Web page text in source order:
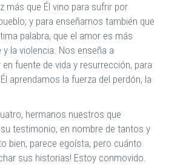
más que Él vino para sufrir por
y para enseñarnos también que
palabra, que el amor es más
la violencia. Nos enseña a
fuente de vida y resurrección, para
aprendamos la fuerza del perdón, la
hermanos nuestros que
testimonio, en nombre de tantos y
bien, parece egoísta, pero cuánto
sus historias! Estoy conmovido.